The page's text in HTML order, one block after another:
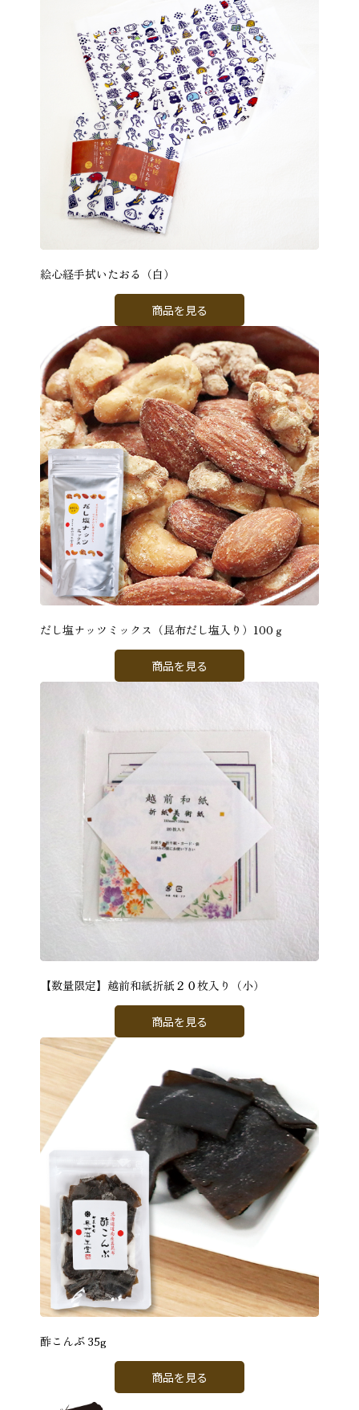
絵心経手拭いたおる（白）
商品を見る
だし塩ナッツミックス（昆布だし塩入り）100ｇ
商品を見る
【数量限定】越前和紙折紙２０枚入り（小）
商品を見る
酢こんぶ 35g
商品を見る